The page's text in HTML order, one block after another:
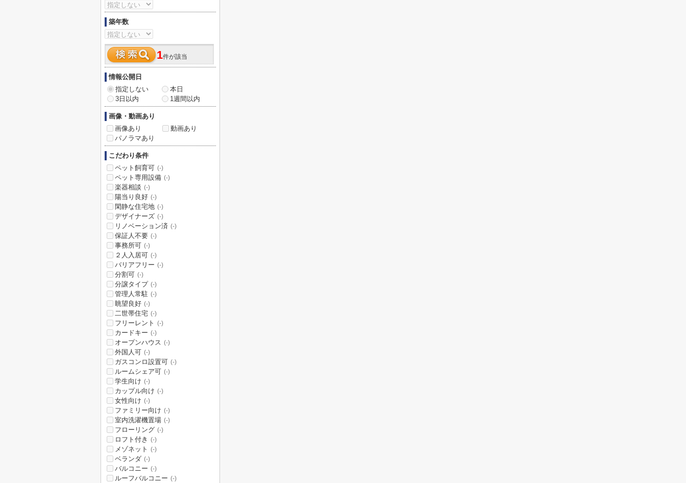
築年数
1件が該当
情報公開日
指定しない
本日
3日以内
1週間以内
画像・動画あり
画像あり
動画あり
パノラマあり
こだわり条件
ペット飼育可 (-)
ペット専用設備 (-)
楽器相談 (-)
陽当り良好 (-)
閑静な住宅地 (-)
デザイナーズ (-)
リノベーション済 (-)
保証人不要 (-)
事務所可 (-)
２人入居可 (-)
バリアフリー (-)
分割可 (-)
分譲タイプ (-)
管理人常駐 (-)
眺望良好 (-)
二世帯住宅 (-)
フリーレント (-)
カードキー (-)
オープンハウス (-)
外国人可 (-)
ガスコンロ設置可 (-)
ルームシェア可 (-)
学生向け (-)
カップル向け (-)
女性向け (-)
ファミリー向け (-)
室内洗濯機置場 (-)
フローリング (-)
ロフト付き (-)
メゾネット (-)
ベランダ (-)
バルコニー (-)
ルーフバルコニー (-)